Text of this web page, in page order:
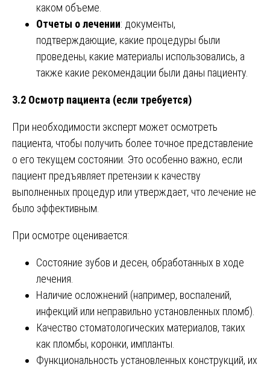
каком объеме.
Отчеты о лечении: документы,
подтверждающие, какие процедуры были
проведены, какие материалы использовались, а
также какие рекомендации были даны пациенту.
3.2 Осмотр пациента (если требуется)
При необходимости эксперт может осмотреть
пациента, чтобы получить более точное представление
о его текущем состоянии. Это особенно важно, если
пациент предъявляет претензии к качеству
выполненных процедур или утверждает, что лечение не
было эффективным.
При осмотре оценивается:
Состояние зубов и десен, обработанных в ходе
лечения.
Наличие осложнений (например, воспалений,
инфекций или неправильно установленных пломб).
Качество стоматологических материалов, таких
как пломбы, коронки, импланты.
Функциональность установленных конструкций, их